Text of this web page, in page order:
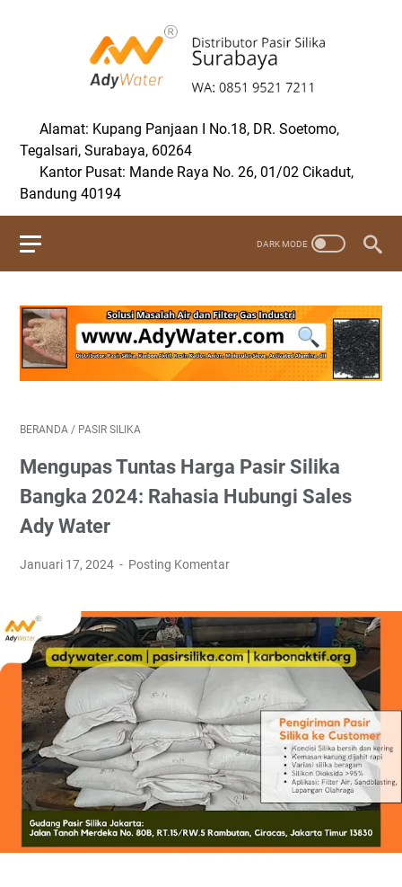
Alamat: Kupang Panjaan I No.18, DR. Soetomo,
Tegalsari, Surabaya, 60264
Kantor Pusat: Mande Raya No. 26, 01/02 Cikadut,
Bandung 40194
BERANDA / PASIR SILIKA
Mengupas Tuntas Harga Pasir Silika
Bangka 2024: Rahasia Hubungi Sales
Ady Water
Januari 17, 2024 Posting Komentar